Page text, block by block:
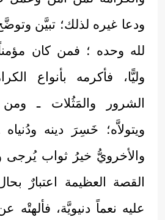
ودعا غيره لذلك؛ تبيَّن
لله وحده ؛ فمن كان
وليًّا، فأكرمه بأنواع
الشرور والمَثُلات ـ
ويتولاَّه؛ خَسِرَ دينه ودُنياه
والأخرويُّ خيرُ ثواب
القصة العظيمة اعتبارٌ
عليه نعماً دنيويَّة، فألهتْه